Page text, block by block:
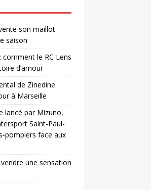
son maillot
saison
comment le RC Lens
d’amour
de Zinedine
à Marseille
lancé par Mizuno,
Saint-Paul-
pompiers face aux
vendre une sensation